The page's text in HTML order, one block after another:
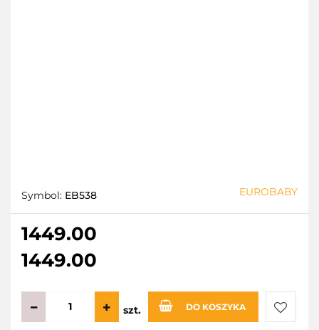
Symbol: EB538 EUROBABY
1449.00
1449.00
szt. DO KOSZYKA